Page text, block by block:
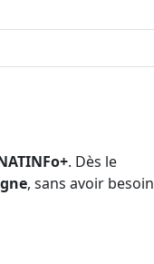
. Dès le
, sans avoir besoin